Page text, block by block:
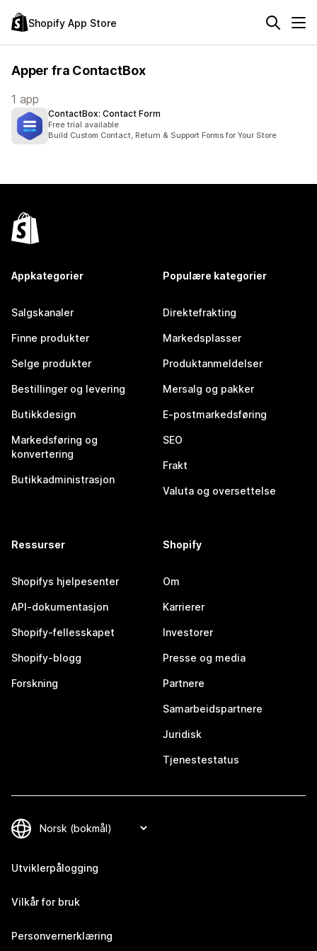
Shopify App Store
Apper fra ContactBox
1 app
ContactBox: Contact Form
Free trial available
Build Custom Contact, Return & Support Forms for Your Store
Appkategorier
Salgskanaler
Finne produkter
Selge produkter
Bestillinger og levering
Butikkdesign
Markedsføring og
konvertering
Butikkadministrasjon
Populære kategorier
Direktefrakting
Markedsplasser
Produktanmeldelser
Mersalg og pakker
E-postmarkedsføring
SEO
Frakt
Valuta og oversettelse
Ressurser
Shopifys hjelpesenter
API-dokumentasjon
Shopify-fellesskapet
Shopify-blogg
Forskning
Shopify
Om
Karrierer
Investorer
Presse og media
Partnere
Samarbeidspartnere
Juridisk
Tjenestestatus
Utviklerpålogging
Vilkår for bruk
Personvernerklæring